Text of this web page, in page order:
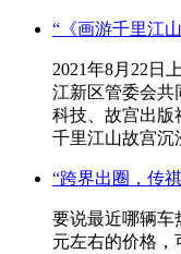
“《画游千里江
2021年8月22日
江新区管委会共
科技、故宫出版
千里江山故宫沉
“跨界出圈，传
要说最近哪辆车
元左右的价格，